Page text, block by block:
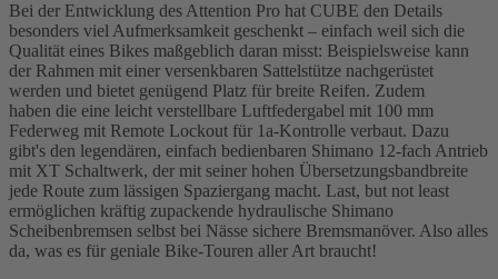
Bei der Entwicklung des Attention Pro hat CUBE den Details
besonders viel Aufmerksamkeit geschenkt – einfach weil sich die
Qualität eines Bikes maßgeblich daran misst: Beispielsweise kann
der Rahmen mit einer versenkbaren Sattelstütze nachgerüstet
werden und bietet genügend Platz für breite Reifen. Zudem
haben die eine leicht verstellbare Luftfedergabel mit 100 mm
Federweg mit Remote Lockout für 1a-Kontrolle verbaut. Dazu
gibt's den legendären, einfach bedienbaren Shimano 12-fach Antrieb
mit XT Schaltwerk, der mit seiner hohen Übersetzungsbandbreite
jede Route zum lässigen Spaziergang macht. Last, but not least
ermöglichen kräftig zupackende hydraulische Shimano
Scheibenbremsen selbst bei Nässe sichere Bremsmanöver. Also alles
da, was es für geniale Bike-Touren aller Art braucht!